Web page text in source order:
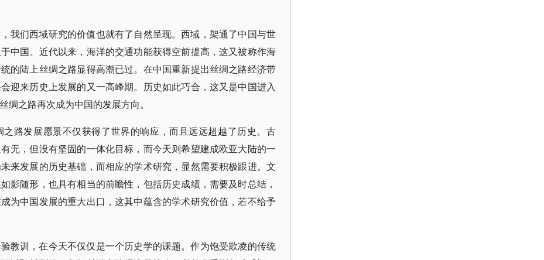
我们西域研究的价值也就有了自然呈现。西域，架通了中国与世
中国。近代以来，海洋的交通功能获得空前提高，这又被称作海
的陆上丝绸之路显得高潮已过。在中国重新提出丝绸之路经济带
迎来历史上发展的又一高峰期。历史如此巧合，这又是中国进入
之路再次成为中国的发展方向。
路发展愿景不仅获得了世界的响应，而且远远超越了历史。古
无，但没有坚固的一体化目标，而今天则希望建成欧亚大陆的一
来发展的历史基础，而相应的学术研究，显然需要积极跟进。文
影随形，也具有相当的前瞻性，包括历史成绩，需要及时总结，
为中国发展的重大出口，这其中蕴含的学术研究价值，若不给予
教训，在今天不仅仅是一个历史学的课题。作为饱受欺凌的传统